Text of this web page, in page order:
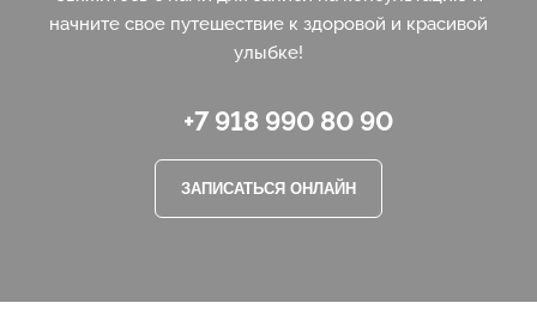
начните свое путешествие к здоровой и красивой
улыбке!
+7 918 990 80 90
ЗАПИСАТЬСЯ ОНЛАЙН